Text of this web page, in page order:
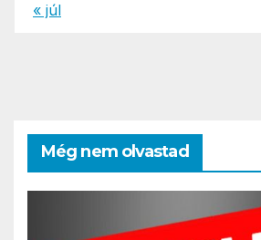
« júl
Még nem olvastad